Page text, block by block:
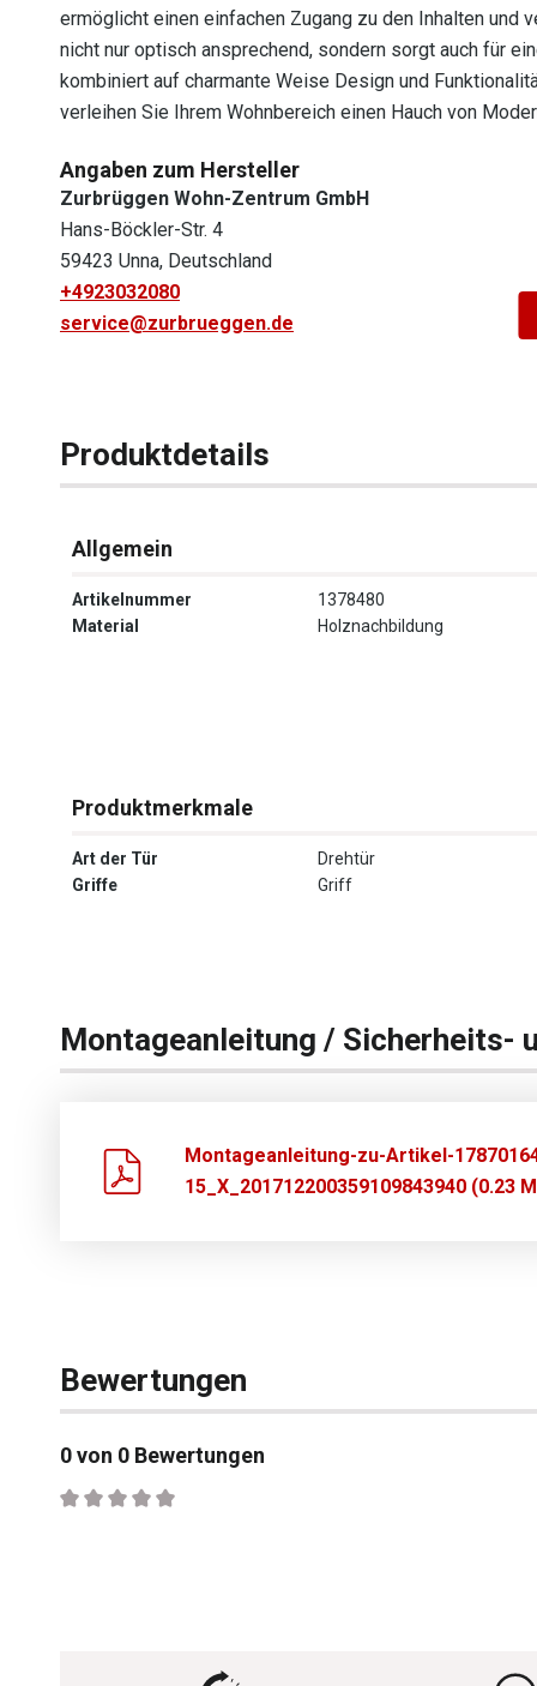
ermöglicht einen einfachen Zugang zu den Inhalten
nicht nur optisch ansprechend, sondern sorgt auch für
kombiniert auf charmante Weise Design und
verleihen Sie Ihrem Wohnbereich einen Hauch von
Angaben zum Hersteller
Zurbrüggen Wohn-Zentrum GmbH
Hans-Böckler-Str. 4
59423 Unna, Deutschland
+4923032080
service@zurbrueggen.de
Produktdetails
Allgemein
Artikelnummer
1378480
Material
Holznachbildung
Produktmerkmale
Art der Tür
Drehtür
Griffe
Griff
Montageanleitung / Sicherheits-
Montageanleitung-zu-Artikel-
15_X_201712200359109843940 (0.23
Bewertungen
0 von 0 Bewertungen
Durchschnittliche Bewertung von 0 von 5 Sternen